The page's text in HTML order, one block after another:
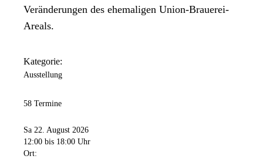
Veränderungen des ehemaligen Union-Brauerei-
Areals.
Kategorie:
Ausstellung
58 Termine
Sa 22. August 2026
12:00 bis 18:00 Uhr
Ort: